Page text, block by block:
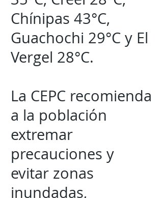
Chínipas 43°C,
Guachochi 29°C y El
Vergel 28°C.
La CEPC recomienda
a la población
extremar
precauciones y
evitar zonas
inundadas,